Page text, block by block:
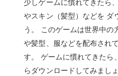
やスキン（髪型）などを ダ
う。 このゲームは世界中の
や髪型、服などを配布され
す。 ゲームに慣れてきたら
らダウンロードしてみまし